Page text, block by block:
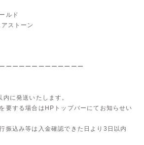
ルド
ストーン
ーーーーーーーーーーーー
に発送いたします。
要する場合はHPトップバーにてお知らせい
振込み等は入金確認できた日より3日以内